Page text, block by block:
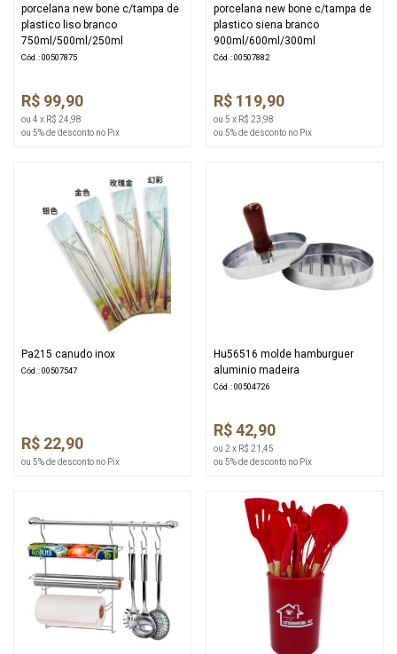
porcelana new bone c/tampa de
plastico liso branco
750ml/500ml/250ml
Cód.: 00507875
R$ 99,90
ou 4 x R$ 24,98
ou 5% de desconto no Pix
porcelana new bone c/tampa de
plastico siena branco
900ml/600ml/300ml
Cód.: 00507882
R$ 119,90
ou 5 x R$ 23,98
ou 5% de desconto no Pix
Pa215 canudo inox
Cód.: 00507547
R$ 22,90
ou 5% de desconto no Pix
Hu56516 molde hamburguer
aluminio madeira
Cód.: 00504726
R$ 42,90
ou 2 x R$ 21,45
ou 5% de desconto no Pix